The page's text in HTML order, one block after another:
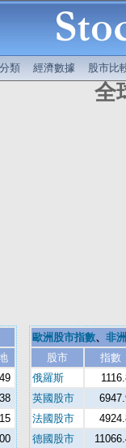
類 經濟數據 股市比
全
歐洲股市指數、 非
股市
指數
俄羅斯
英國股市
法國股市
德國股市